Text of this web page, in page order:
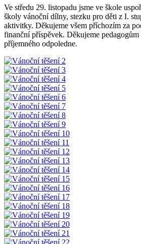
Ve středu 29. listopadu jsme ve škole
školy vánoční dílny, stezku pro děti z I.
aktivitky. Děkujeme všem příchozím za
finanční příspěvek. Děkujeme
příjemného odpoledne.